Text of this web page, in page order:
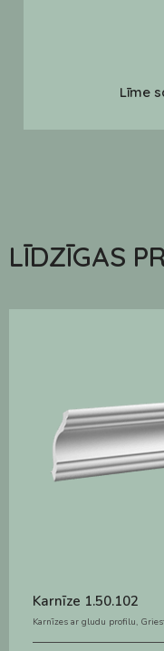
Līme
LĪDZĪGAS
Karnīze 1.50.102
Karnīzes ar gludu profilu,